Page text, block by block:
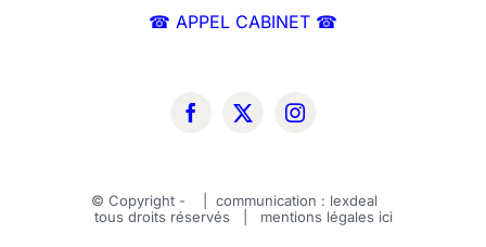
☎ APPEL CABINET ☎
© Copyright - | communication : lexdeal
tous droits réservés | mentions légales ici